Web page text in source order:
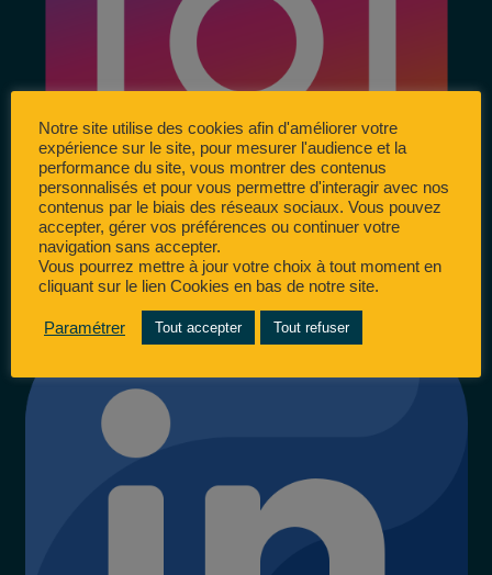
Notre site utilise des cookies afin d'améliorer votre
expérience sur le site, pour mesurer l'audience et la
performance du site, vous montrer des contenus
personnalisés et pour vous permettre d'interagir avec nos
contenus par le biais des réseaux sociaux. Vous pouvez
accepter, gérer vos préférences ou continuer votre
navigation sans accepter.
Vous pourrez mettre à jour votre choix à tout moment en
cliquant sur le lien Cookies en bas de notre site.
Paramétrer Tout accepter Tout refuser